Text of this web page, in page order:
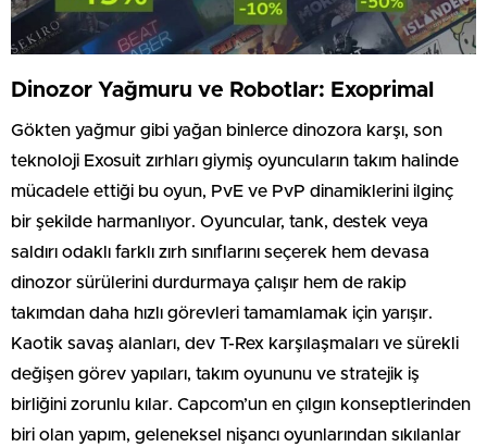
Dinozor Yağmuru ve Robotlar: Exoprimal
Gökten yağmur gibi yağan binlerce dinozora karşı, son
teknoloji Exosuit zırhları giymiş oyuncuların takım halinde
mücadele ettiği bu oyun, PvE ve PvP dinamiklerini ilginç
bir şekilde harmanlıyor. Oyuncular, tank, destek veya
saldırı odaklı farklı zırh sınıflarını seçerek hem devasa
dinozor sürülerini durdurmaya çalışır hem de rakip
takımdan daha hızlı görevleri tamamlamak için yarışır.
Kaotik savaş alanları, dev T-Rex karşılaşmaları ve sürekli
değişen görev yapıları, takım oyununu ve stratejik iş
birliğini zorunlu kılar. Capcom’un en çılgın konseptlerinden
biri olan yapım, geleneksel nişancı oyunlarından sıkılanlar